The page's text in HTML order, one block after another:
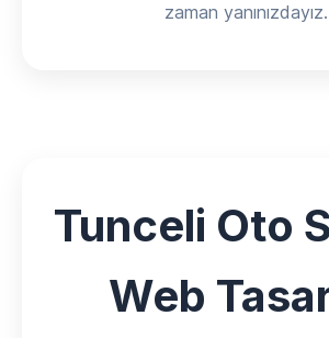
zaman yanınızdayız.
Tunceli Oto
Web